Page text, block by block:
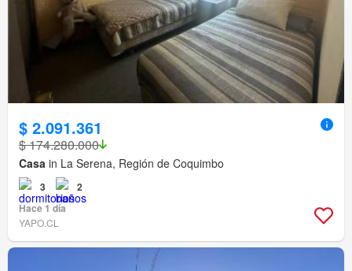
$ 2.091.361
$ 174.280.000
Casa in La Serena, Región de Coquimbo
3
2
Hace 1 día
YAPO.CL